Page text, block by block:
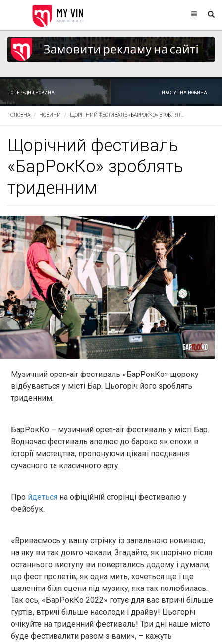
ПОПЕРЕДНЯ НОВИНА НАСТУПНА НОВИНА
ГОЛОВНА НОВИНИ ЩОРІЧНИЙ ФЕСТИВАЛЬ «БАРРОККО» ЗРОБЛЯТ...
Щорічний фестиваль
«БарРокКо» зроблять
триденним
Музичний open-air фестиваль «БарРокКо» щороку
відбувається у місті Бар. Цьогоріч його зроблять
триденним.
БарРокКо – музичний open-air фестиваль у місті Бар.
Водночас фестиваль апелює до бароко як епохи в
історії мистецтва, пропонуючи цікаві поєднання
сучасного та класичного арту.
Про йдеться на офіційній сторінці фестивалю у
Фейсбук.
«Вриваємось у вашу стрічку із запальною новиною,
на яку ви так довго чекали. Згадайте, як щорічно після
останнього виступу ви повертались додому і думали,
що фест пролетів, як одна мить, хочеться ще і ще
шаленіти біля сцени під музику, яка так полюбилась.
Так ось, «БарРокКо 2022» готує для вас втричі більше
гуртів, втричі більше насолоди і драйву! Цьогоріч
очікуйте на триденний фестиваль! Три дні наше місто
буде фестивалити разом з вами», – кажуть